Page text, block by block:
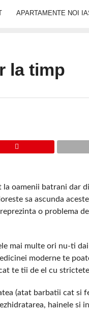
APARTAMENTE NOI
la timp
oamenii batrani dar
sa ascunda
o problema
mai multe ori nu-ti
moderne te
te tii de el cu
(atat barbatii cat si
hainele si